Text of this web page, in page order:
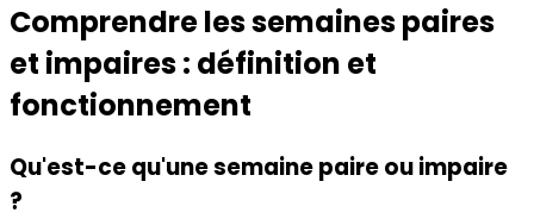
Comprendre les semaines paires
et impaires : définition et
fonctionnement
Qu'est-ce qu'une semaine paire ou impaire
?